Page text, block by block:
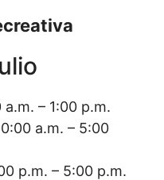
– 1:00 p.m.
a.m. – 5:00
p.m. – 5:00 p.m.